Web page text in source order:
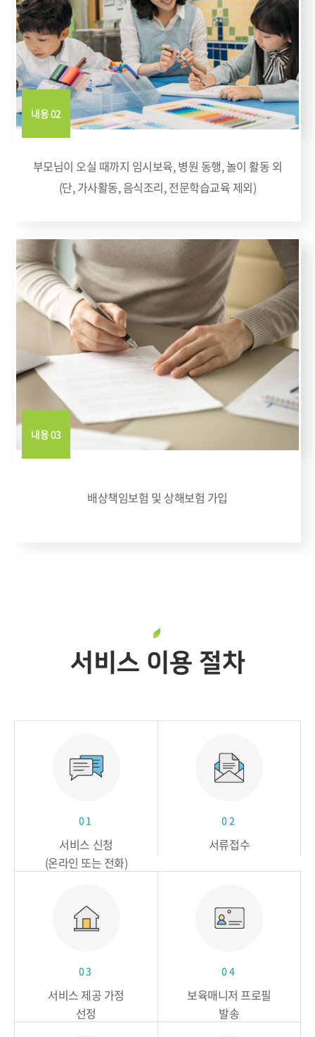
내용 02
부모님이 오실 때까지 임시보육, 병원 동행, 놀이 활동 외
(단, 가사활동, 음식조리, 전문학습교육 제외)
내용 03
배상책임보험 및 상해보험 가입
서비스 이용 절차
01
서비스 신청
(온라인 또는 전화)
02
서류접수
03
서비스 제공 가정
선정
04
보육매니저 프로필
발송